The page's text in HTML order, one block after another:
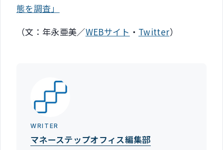
態を調査」
（文：年永亜美／WEBサイト ・ Twitter）
WRITER
マネーステップオフィス編集部